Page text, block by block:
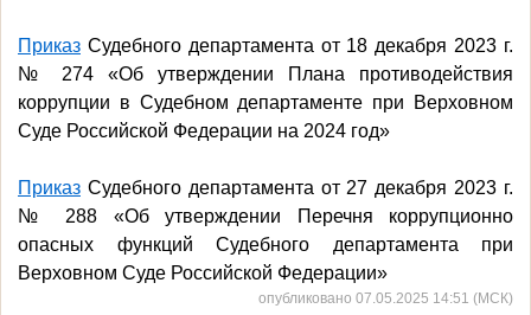
Приказ Судебного департамента от 18 декабря 2023 г.
№ 274 «Об утверждении Плана противодействия
коррупции в Судебном департаменте при Верховном
Суде Российской Федерации на 2024 год»
Приказ Судебного департамента от 27 декабря 2023 г.
№ 288 «Об утверждении Перечня коррупционно
опасных функций Судебного департамента при
Верховном Суде Российской Федерации»
опубликовано 07.05.2025 14:51 (МСК)